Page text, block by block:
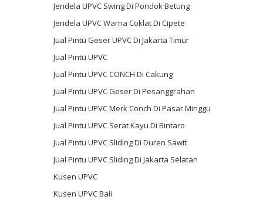
Jendela UPVC Swing Di Pondok Betung
Jendela UPVC Warna Coklat Di Cipete
Jual Pintu Geser UPVC Di Jakarta Timur
Jual Pintu UPVC
Jual Pintu UPVC CONCH Di Cakung
Jual Pintu UPVC Geser Di Pesanggrahan
Jual Pintu UPVC Merk Conch Di Pasar Minggu
Jual Pintu UPVC Serat Kayu Di Bintaro
Jual Pintu UPVC Sliding Di Duren Sawit
Jual Pintu UPVC Sliding Di Jakarta Selatan
Kusen UPVC
Kusen UPVC Bali